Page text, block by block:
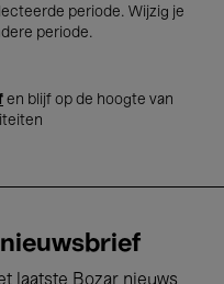
periode. Wijzig je
periode.
en blijf op de hoogte van
laatste Bozar nieuws